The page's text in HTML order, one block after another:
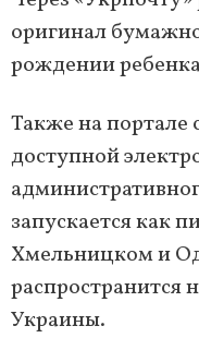
оригинал
рождении
Также на портале
доступной
запускается как
Хмельницком и
распространится
Украины.